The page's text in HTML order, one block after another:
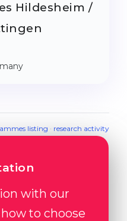
Hildesheim /
listing · research activity
with our
to choose